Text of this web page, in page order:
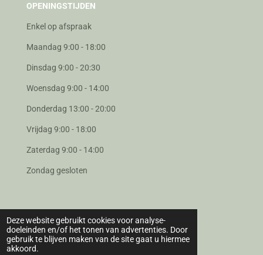
Deze website gebruikt cookies voor analyse-
doeleinden en/of het tonen van advertenties. Door
gebruik te blijven maken van de site gaat u hiermee
akkoord.
OPENINGSTIJDEN
Enkel op afspraak
Maandag 9:00 - 18:00
Dinsdag 9:00 - 20:30
Woensdag 9:00 - 14:00
Donderdag 13:00 - 20:00
Vrijdag 9:00 - 18:00
Zaterdag 9:00 - 14:00
Zondag gesloten
CONTACT
Mijn Moment